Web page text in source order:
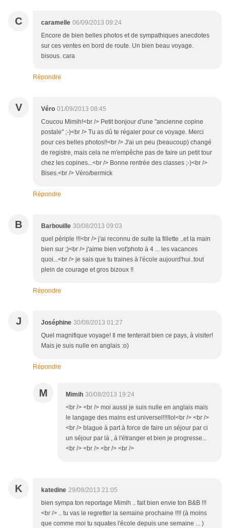
C caramelle 06/09/2013 09:24
Encore de bien belles photos et de sympathiques anecdotes
sur ces ventes en bord de route. Un bien beau voyage.
bisous. cara
Répondre
V Véro 01/09/2013 08:45
Coucou Mimih!<br /> Petit bonjour d'une "ancienne copine
postale" ;-)<br /> Tu as dû te régaler pour ce voyage. Merci
pour ces belles photos!!<br /> J'ai un peu (beaucoup) changé
de registre, mais cela ne m'empêche pas de faire un petit tour
chez les copines...<br /> Bonne rentrée des classes ;-)<br />
Bises.<br /> Véro/bermick
Répondre
B Barbouille 30/08/2013 09:03
quel périple !!!<br /> j'ai reconnu de suite la fillette ..et la main
bien sur ;)<br /> j'aime bien vot'photo à 4 ... les vacances
quoi...<br /> je sais que tu traines à l'école aujourd'hui..tout
plein de courage et gros bizoux !!
Répondre
J Joséphine 30/08/2013 01:27
Quel magnifique voyage! Il me tenterait bien ce pays, à visiter!
Mais je suis nulle en anglais :o)
Répondre
M Mimih 30/08/2013 19:24
<br /> <br /> moi aussi je suis nulle en anglais mais
le langage des mains est universel!!!!lol<br /> <br />
<br /> blague à part à force de faire un séjour par ci
un séjour par là , à l'étranger et bien je progresse...
<br /> <br /> <br /> <br />
K katedine 29/08/2013 21:05
bien sympa ton reportage Mimih .. fait bien envie ton B&B !!!
<br /> .. tu vas le regretter la semaine prochaine !!!! (à moins
que comme moi tu squates l'école depuis une semaine ... )